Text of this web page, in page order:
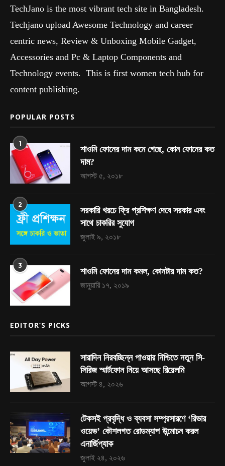
TechJano is the most vibrant tech site in Bangladesh.
Techjano upload Awesome Technology and career
centric news, Review & Unboxing Mobile Gadget,
Accessories and Pc & Laptop Components and
Technology events. This is first women tech hub for
content publishing.
POPULAR POSTS
1
শাওমি ফোনের দাম কমে গেছে, কোন ফোনের কত
দাম?
আগস্ট ৫, ২০১৮
2
সরকারি খরচে ফ্রি প্রশিক্ষণ দেবে সরকার এবং
সাথে চাকরির সুযোগ
জুলাই ৯, ২০১৮
3
শাওমি ফোনের দাম কমল, কোনটার দাম কত?
জানুয়ারি ১৭, ২০১৯
EDITOR’S PICKS
সারাদিন নিরবচ্ছিন্ন পাওয়ার নিশ্চিতে নতুন সি-
সিরিজ স্মার্টফোন নিয়ে আসছে রিয়েলমি
আগস্ট ৪, ২০২৬
টেকসই প্রবৃদ্ধি ও ব্যবসা সম্প্রসারণে ‘রিভার
ওয়েভ’ কৌশলগত রোডম্যাপ উন্মোচন করল
এনার্জিপ্যাক
জুলাই ২৪, ২০২৬